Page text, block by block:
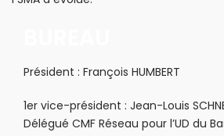
Président : François HUMBERT
1er vice-président : Jean-Louis
Délégué CMF Réseau pour l’UD du